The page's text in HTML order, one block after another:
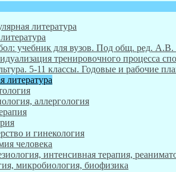
литература
учебник для вузов. Под общ. ред.
тренировочного процесса
5-11 классы. Годовые и рабочие
литература
аллергология
и гинекология
человека
интенсивная терапия,
микробиология, биофизика